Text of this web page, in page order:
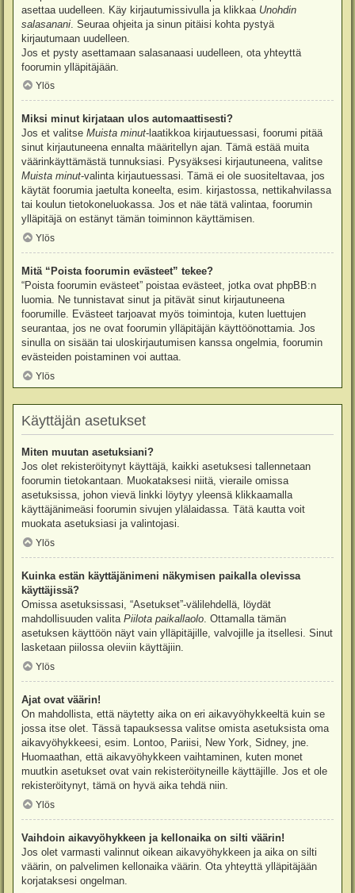
asettaa uudelleen. Käy kirjautumissivulla ja klikkaa Unohdin
salasanani . Seuraa ohjeita ja sinun pitäisi kohta pystyä
kirjautumaan uudelleen.
Jos et pysty asettamaan salasanaasi uudelleen, ota yhteyttä
foorumin ylläpitäjään.
Ylös
Miksi minut kirjataan ulos automaattisesti?
Jos et valitse Muista minut-laatikkoa kirjautuessasi, foorumi pitää
sinut kirjautuneena ennalta määritellyn ajan. Tämä estää muita
väärinkäyttämästä tunnuksiasi. Pysyäksesi kirjautuneena, valitse
Muista minut-valinta kirjautuessasi. Tämä ei ole suositeltavaa, jos
käytät foorumia jaetulta koneelta, esim. kirjastossa, nettikahvilassa
tai koulun tietokoneluokassa. Jos et näe tätä valintaa, foorumin
ylläpitäjä on estänyt tämän toiminnon käyttämisen.
Ylös
Mitä “Poista foorumin evästeet” tekee?
“Poista foorumin evästeet” poistaa evästeet, jotka ovat phpBB:n
luomia. Ne tunnistavat sinut ja pitävät sinut kirjautuneena
foorumille. Evästeet tarjoavat myös toimintoja, kuten luettujen
seurantaa, jos ne ovat foorumin ylläpitäjän käyttöönottamia. Jos
sinulla on sisään tai uloskirjautumisen kanssa ongelmia, foorumin
evästeiden poistaminen voi auttaa.
Ylös
Käyttäjän asetukset
Miten muutan asetuksiani?
Jos olet rekisteröitynyt käyttäjä, kaikki asetuksesi tallennetaan
foorumin tietokantaan. Muokataksesi niitä, vieraile omissa
asetuksissa, johon vievä linkki löytyy yleensä klikkaamalla
käyttäjänimeäsi foorumin sivujen ylälaidassa. Tätä kautta voit
muokata asetuksiasi ja valintojasi.
Ylös
Kuinka estän käyttäjänimeni näkymisen paikalla olevissa
käyttäjissä?
Omissa asetuksissasi, “Asetukset”-välilehdellä, löydät
mahdollisuuden valita Piilota paikallaolo. Ottamalla tämän
asetuksen käyttöön näyt vain ylläpitäjille, valvojille ja itsellesi. Sinut
lasketaan piilossa oleviin käyttäjiin.
Ylös
Ajat ovat väärin!
On mahdollista, että näytetty aika on eri aikavyöhykkeeltä kuin se
jossa itse olet. Tässä tapauksessa valitse omista asetuksista oma
aikavyöhykkeesi, esim. Lontoo, Pariisi, New York, Sidney, jne.
Huomaathan, että aikavyöhykkeen vaihtaminen, kuten monet
muutkin asetukset ovat vain rekisteröityneille käyttäjille. Jos et ole
rekisteröitynyt, tämä on hyvä aika tehdä niin.
Ylös
Vaihdoin aikavyöhykkeen ja kellonaika on silti väärin!
Jos olet varmasti valinnut oikean aikavyöhykkeen ja aika on silti
väärin, on palvelimen kellonaika väärin. Ota yhteyttä ylläpitäjään
korjataksesi ongelman.